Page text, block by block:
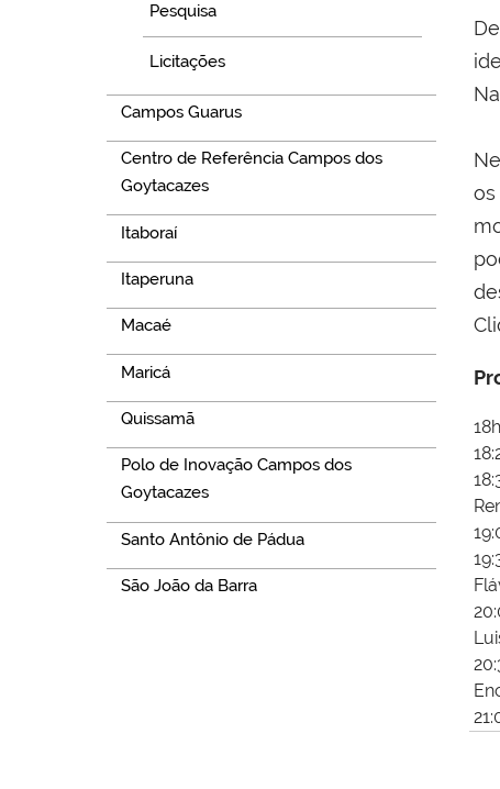
Pesquisa
Licitações
Campos Guarus
Centro de Referência Campos dos
Goytacazes
Itaboraí
Itaperuna
Macaé
Maricá
Quissamã
Polo de Inovação Campos dos
Goytacazes
Santo Antônio de Pádua
São João da Barra